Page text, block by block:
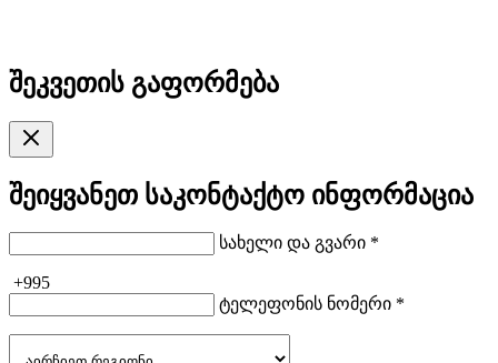
შეკვეთის გაფორმება
შეიყვანეთ საკონტაქტო ინფორმაცია
სახელი და გვარი *
+995
ტელეფონის ნომერი *